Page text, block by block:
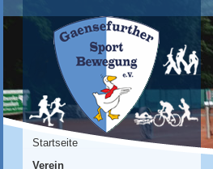
Startseite
Verein